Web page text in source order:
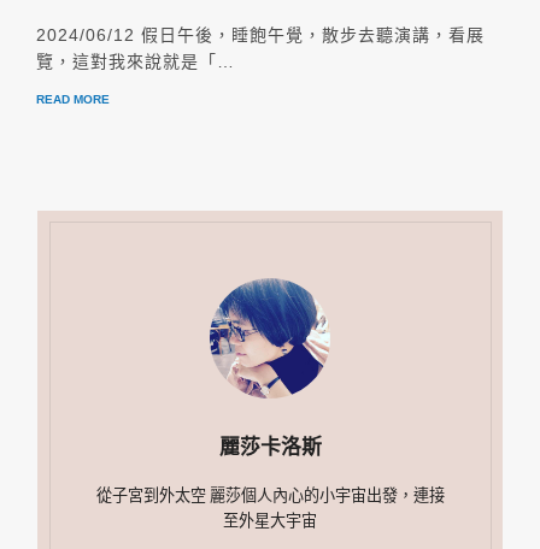
2024/06/12 假日午後，睡飽午覺，散步去聽演講，看展
覽，這對我來說就是「…
READ MORE
麗莎卡洛斯
從子宮到外太空 麗莎個人內心的小宇宙出發，連接
至外星大宇宙